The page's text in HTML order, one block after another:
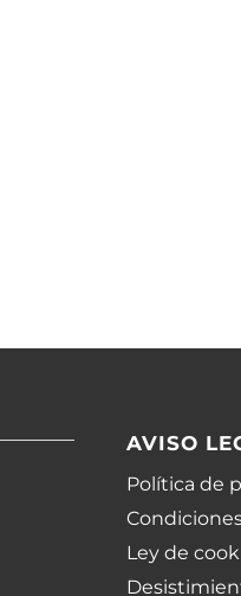
AVISO
Política de
Ley de